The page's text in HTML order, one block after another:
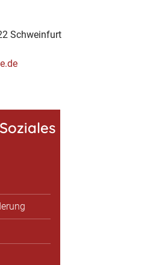
Schweinfurt